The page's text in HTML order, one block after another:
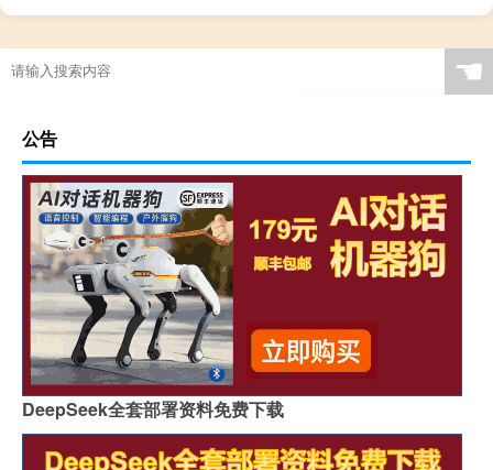
☚
公告
DeepSeek全套部署资料免费下载